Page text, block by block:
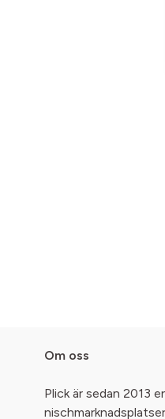
Om oss
Plick är sedan 2013